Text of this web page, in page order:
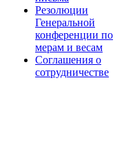
Резолюции
Генеральной
конференции по
мерам и весам
Соглашения о
сотрудничестве